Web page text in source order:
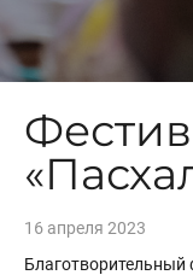
16 апреля 2023
Благотворительный